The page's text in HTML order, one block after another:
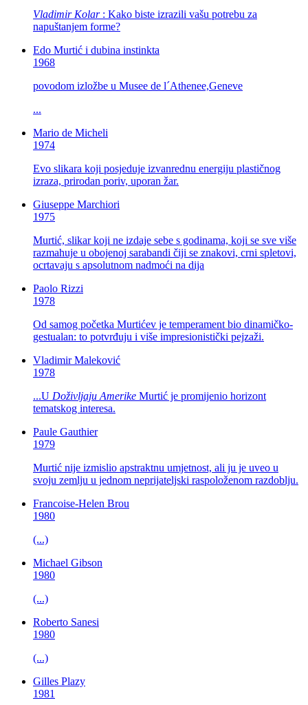
Vladimir Kolar: Kako biste izrazili vašu potrebu za
napuštanjem forme?
Edo Murtić i dubina instinkta
1968
povodom izložbe u Musee de l´Athenee,Geneve
...
Mario de Micheli
1974
Evo slikara koji posjeduje izvanrednu energiju plastičnog
izraza, prirodan poriv, uporan žar.
Giuseppe Marchiori
1975
Murtić, slikar koji ne izdaje sebe s godinama, koji se sve više
razmahuje u obojenoj sarabandi čiji se znakovi, crni spletovi,
ocrtavaju s apsolutnom nadmoći na dija
Paolo Rizzi
1978
Od samog početka Murtićev je temperament bio dinamičko-
gestualan: to potvrđuju i više impresionistički pejzaži.
Vladimir Maleković
1978
...U Doživljaju Amerike Murtić je promijenio horizont
tematskog interesa.
Paule Gauthier
1979
Murtić nije izmislio apstraktnu umjetnost, ali ju je uveo u
svoju zemlju u jednom neprijateljski raspoloženom razdoblju.
Francoise-Helen Brou
1980
(...)
Michael Gibson
1980
(...)
Roberto Sanesi
1980
(...)
Gilles Plazy
1981